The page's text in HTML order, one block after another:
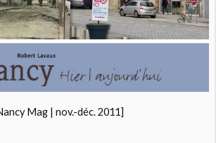
Mag | nov.-déc. 2011]